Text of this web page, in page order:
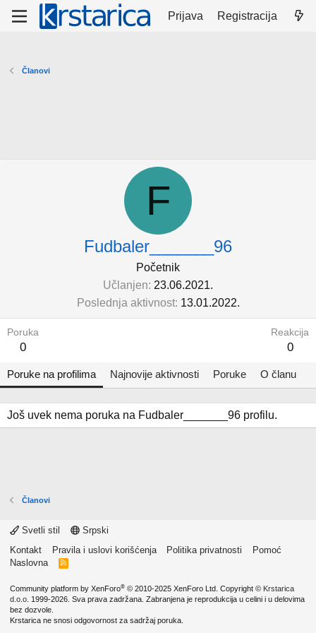
Prijava Registracija
Članovi
F
Fudbaler_______96
Početnik
Učlanjen 23.06.2021.
Poslednja aktivnost 13.01.2022.
Poruka
0
Reakcija
0
Poruke na profilima Najnovije aktivnosti Poruke O članu
Još uvek nema poruka na Fudbaler_______96 profilu.
Članovi
Svetli stil
Srpski
Kontakt
Pravila i uslovi korišćenja Politika privatnosti
Pomoć
Naslovna
R
Community platform by XenForo® © 2010-2025 XenForo Ltd. Copyright © Krstarica
d.o.o. 1999-2026. Sva prava zadržana. Zabranjena je reprodukcija u celini i u delovima
bez dozvole.
Krstarica ne snosi odgovornost za sadržaj poruka.